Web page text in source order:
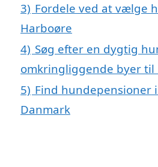
3) Fordele ved at vælge
Harboøre
4) Søg efter en dygtig
omkringliggende byer til
5) Find hundepensioner
Danmark